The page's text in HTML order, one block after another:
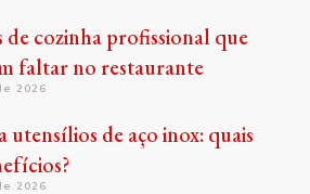
cozinha profissional que
faltar no restaurante
2026
utensílios de aço inox: quais
2026